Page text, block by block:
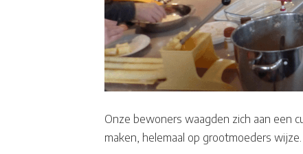
Onze bewoners waagden zich aan een
maken, helemaal op grootmoeders wijze.